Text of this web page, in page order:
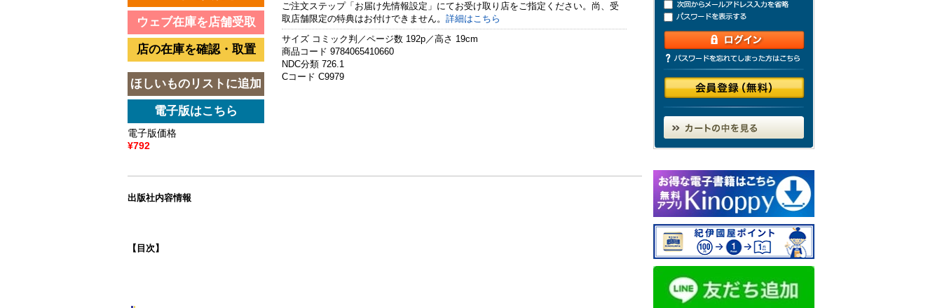
電子版価格
¥792
ご注文ステップ「お届け先情報設定」にてお受け取り店をご指定ください。尚、受
取店舗限定の特典はお付けできません。 詳細はこちら
サイズ コミック判／ページ数 192p／高さ 19cm
商品コード 9784065410660
NDC分類 726.1
Cコード C9979
出版社内容情報
【目次】